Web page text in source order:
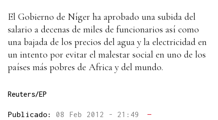
El Gobierno de Níger ha aprobado una subida del
salario a decenas de miles de funcionarios así como
una bajada de los precios del agua y la electricidad en
un intento por evitar el malestar social en uno de los
países más pobres de Africa y del mundo.
Reuters/EP
Publicado: 08 Feb 2012 - 21:49
—